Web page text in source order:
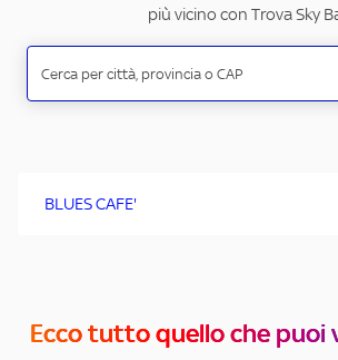
più vicino con Trova Sky
BLUES CAFE'
Ecco tutto quello che puoi